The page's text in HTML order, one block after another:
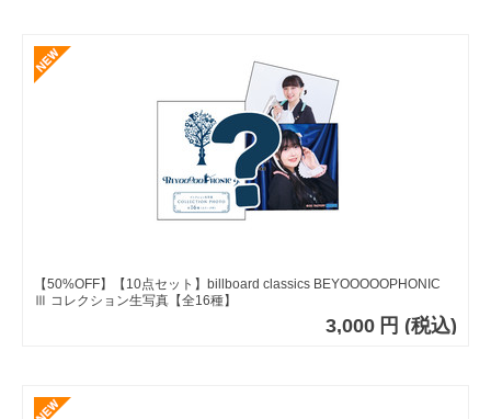
【50%OFF】【10点セット】billboard classics BEYOOOOOPHONIC
Ⅲ コレクション生写真【全16種】
3,000 円 (税込)